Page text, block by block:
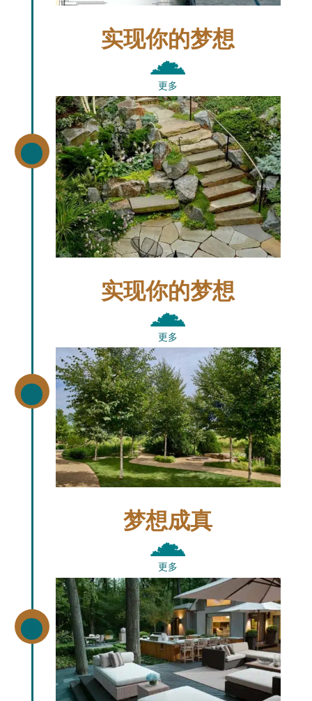
实现你的梦想
更多
实现你的梦想
更多
梦想成真
更多